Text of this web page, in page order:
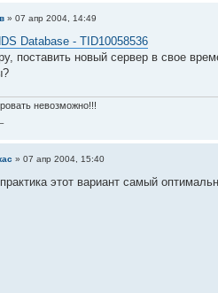
» 07 апр 2004, 14:49
Database - TID10058536
поставить новый сервер в свое
невозможно!!!
» 07 апр 2004, 15:40
этот вариант самый